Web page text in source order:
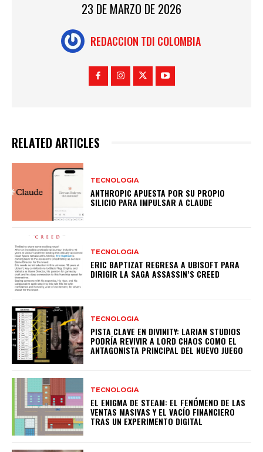
23 DE MARZO DE 2026
REDACCION TDI COLOMBIA
RELATED ARTICLES
TECNOLOGIA
ANTHROPIC APUESTA POR SU PROPIO
SILICIO PARA IMPULSAR A CLAUDE
TECNOLOGIA
ERIC BAPTIZAT REGRESA A UBISOFT PARA
DIRIGIR LA SAGA ASSASSIN’S CREED
TECNOLOGIA
PISTA CLAVE EN DIVINITY: LARIAN STUDIOS
PODRÍA REVIVIR A LORD CHAOS COMO EL
ANTAGONISTA PRINCIPAL DEL NUEVO JUEGO
TECNOLOGIA
EL ENIGMA DE STEAM: EL FENÓMENO DE LAS
VENTAS MASIVAS Y EL VACÍO FINANCIERO
TRAS UN EXPERIMENTO DIGITAL